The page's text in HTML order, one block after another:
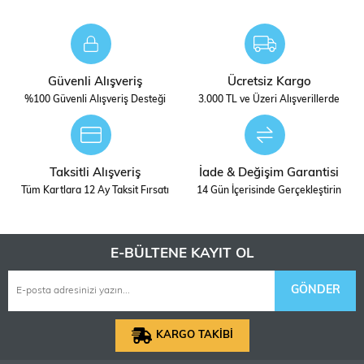
farklı gözlerle görmemize yardımcı olur. OcCre'de
modelleyicilerin çalışmalarını paylaşmak, görünür kılmak
ve takdir etmek istiyor. Tüm bu coşku sayesinde,
ürünlerini daha da geliştirmeleri için onlara ilham veren
ve tutkularını gelecek nesillere aktaran bilgiyi
paylaşıyorlar.
ocr12003 1xyFWeNM6yVRSfzlC4ruHNwLW3sqxCm8l/
DIGERLERI
Güvenli Alışveriş
%100 Güvenli Alışveriş Desteği
Ücretsiz Kargo
3.000 TL ve Üzeri Alışverillerde
Taksitli Alışveriş
Tüm Kartlara 12 Ay Taksit Fırsatı
İade & Değişim Garantisi
14 Gün İçerisinde Gerçekleştirin
E-BÜLTENE KAYIT OL
GÖNDER
KARGO TAKİBİ